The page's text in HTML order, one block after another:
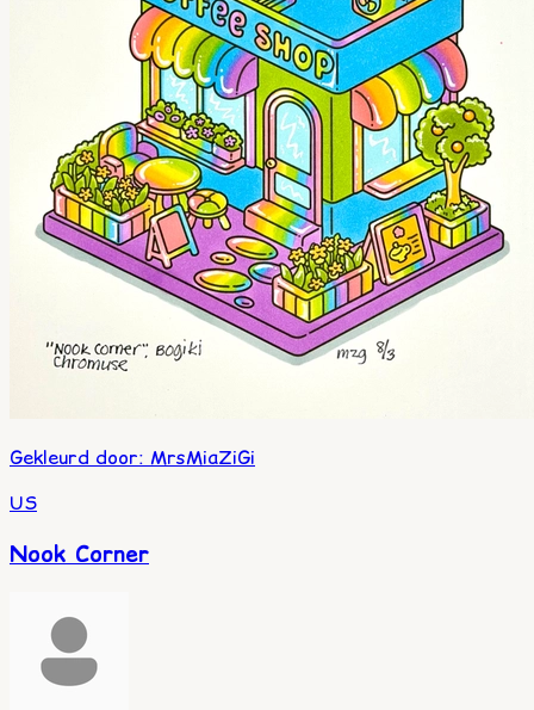
Gekleurd door: MrsMiaZiGi
US
Nook Corner